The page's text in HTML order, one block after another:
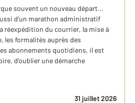
souvent un nouveau départ…
d’un marathon administratif
réexpédition du courrier, la mise à
les formalités auprès des
abonnements quotidiens, il est
d’oublier une démarche
31 juillet 2026